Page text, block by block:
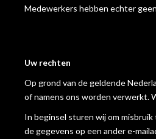
Medewerkers hebben echter
Uw rechten
Op grond van de geldende
of namens ons worden verwerkt.
In beginsel sturen wij om
de gegevens op een ander e-